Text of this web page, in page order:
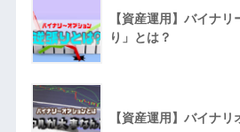
【資産運用】バイナ
り」とは？
【資産運用】バイナリ